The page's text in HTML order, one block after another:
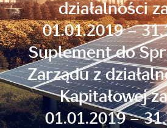
działalności
01.01.2019 –
Suplement do
Zarządu z
Kapitałowej
01.01.2019 –